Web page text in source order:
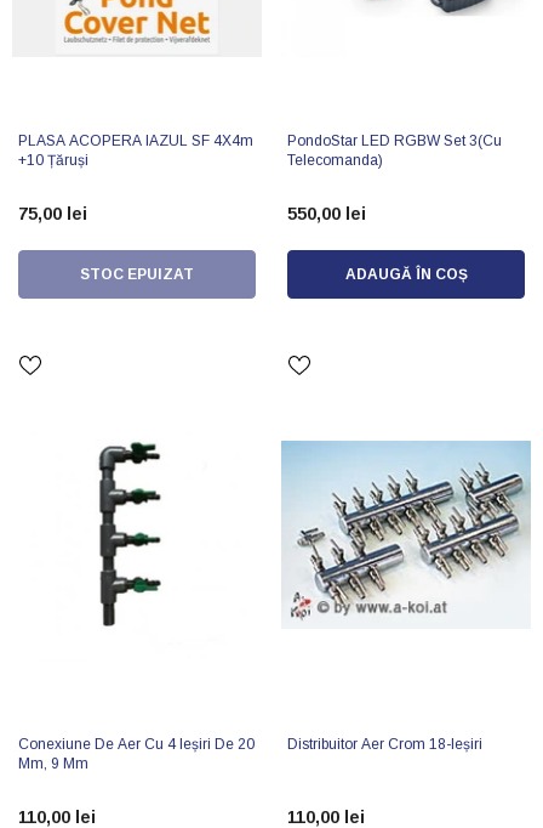
PLASA ACOPERA IAZUL SF 4X4m
+10 Țăruși
75,00 lei
STOC EPUIZAT
PondoStar LED RGBW Set 3(cu
Telecomanda)
550,00 lei
ADAUGĂ ÎN COȘ
Conexiune De Aer Cu 4 Ieșiri De 20
Mm, 9 Mm
110,00 lei
Distribuitor Aer Crom 18-Ieșiri
110,00 lei